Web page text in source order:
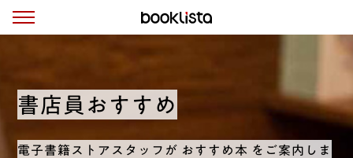
書店員おすすめ
電子書籍ストアスタッフが おすすめ本 をご案内しま